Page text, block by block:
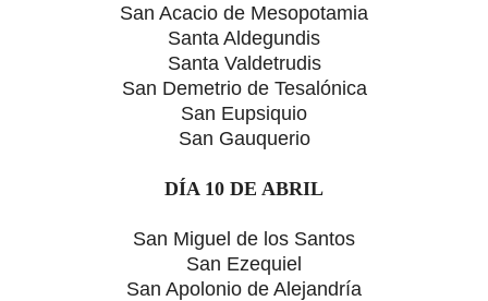
San Acacio de Mesopotamia
Santa Aldegundis
Santa Valdetrudis
San Demetrio de Tesalónica
San Eupsiquio
San Gauquerio
DÍA 10 DE ABRIL
San Miguel de los Santos
San Ezequiel
San Apolonio de Alejandría